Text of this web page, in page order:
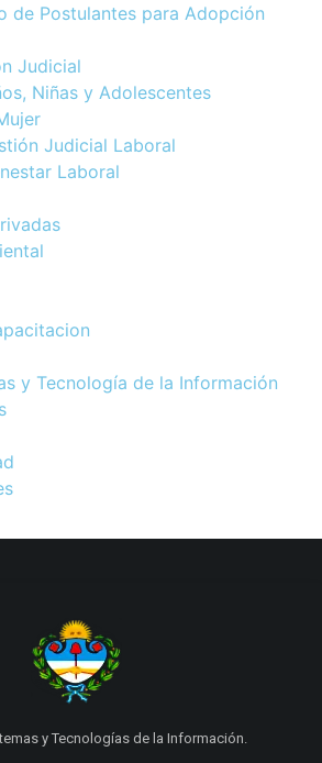
de Postulantes para Adopción
Judicial
Niñas y Adolescentes
Judicial Laboral
Laboral
y Tecnología de la Información
y Tecnologías de la Información.